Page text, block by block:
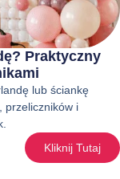
Praktyczny
lub ściankę
przeliczników i
Kliknij Tutaj